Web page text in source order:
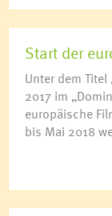
Start der
Unter dem
2017 im
europäische
bis Mai 2018